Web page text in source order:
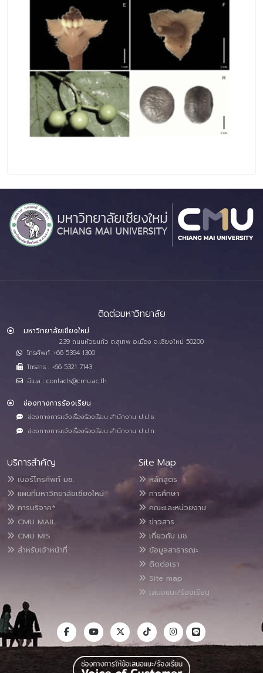
ติดต่อมหาวิทยาลัย
มหาวิทยาลัยเชียงใหม่
239 ถนนห้วยแก้ว ต.สุเทพ อ.เมือง จ.เชียงใหม่ 50200
โทรศัพท์ :+66 5394 1300
โทรสาร : +66 5321 7143
อีเมล : contacts@cmu.ac.th
ช่องทางการร้องเรียน
ช่องทางการแจ้งเรื่องร้องเรียน สำนักงาน ป.ป.ช.
ช่องทางการแจ้งเรื่องร้องเรียน สำนักงาน ป.ป.ท.
บริการสำคัญ
เบอร์โทรศัพท์ มช.
แผนที่มหาวิทยาลัยเชียงใหม่
การบริจาค*
CMU MAIL
CMU MIS
สำหรับเจ้าหน้าที่
Site Map
หลักสูตร
การศึกษา
คณะและหน่วยงาน
ข่าวสาร
เกี่ยวกับ มช.
ข้อมูลสาธารณะ
ติดต่อเรา
Site map
เสนอแนะ/ร้องเรียน